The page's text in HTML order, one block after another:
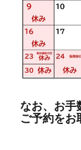
なお、お手
ご予約をお